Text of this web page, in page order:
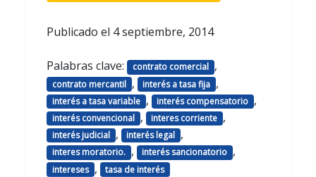
Publicado el 4 septiembre, 2014
Palabras clave: contrato comercial ,
contrato mercantil , interés a tasa fija ,
interés a tasa variable , interés compensatorio ,
interés convencional , interes corriente ,
interés judicial , interés legal ,
interes moratorio. , interés sancionatorio ,
intereses , tasa de interés